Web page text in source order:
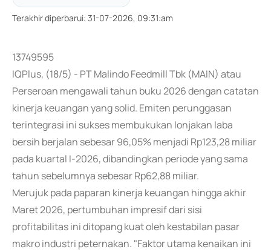
Terakhir diperbarui: 31-07-2026, 09:31:am
13749595
IQPlus, (18/5) - PT Malindo Feedmill Tbk (MAIN) atau
Perseroan mengawali tahun buku 2026 dengan catatan
kinerja keuangan yang solid. Emiten perunggasan
terintegrasi ini sukses membukukan lonjakan laba
bersih berjalan sebesar 96,05% menjadi Rp123,28 miliar
pada kuartal I-2026, dibandingkan periode yang sama
tahun sebelumnya sebesar Rp62,88 miliar.
Merujuk pada paparan kinerja keuangan hingga akhir
Maret 2026, pertumbuhan impresif dari sisi
profitabilitas ini ditopang kuat oleh kestabilan pasar
makro industri peternakan. "Faktor utama kenaikan ini